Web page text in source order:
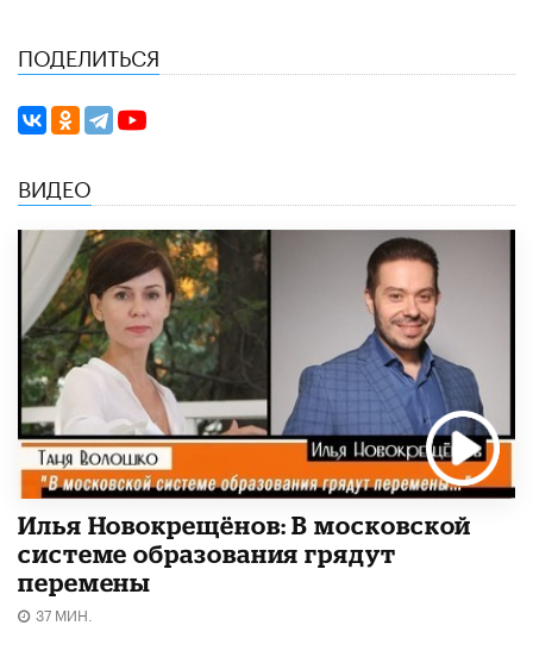
ПОДЕЛИТЬСЯ
ВИДЕО
Илья Новокрещёнов: В московской
системе образования грядут
перемены
37 МИН.